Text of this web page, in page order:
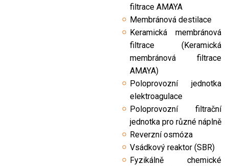
filtrace AMAYA
Membránová destilace
Keramická membránová
filtrace (Keramická
membránová filtrace
AMAYA)
Poloprovozní jednotka
elektroagulace
Poloprovozní filtrační
jednotka pro různé náplně
Reverzní osmóza
Vsádkový reaktor (SBR)
Fyzikálně chemické